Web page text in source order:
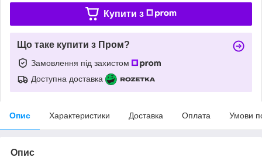
Купити з
Що таке купити з Пром?
Замовлення під захистом
Доступна доставка
Опис Характеристики Доставка Оплата Умови
Опис